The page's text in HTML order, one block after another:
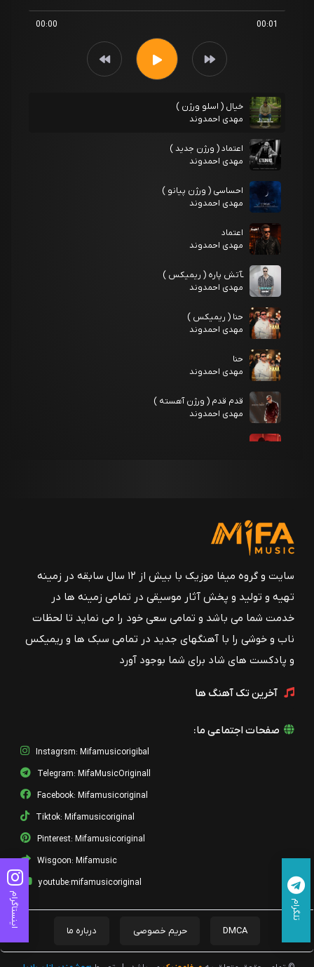
00:00 00:01
خیال ( اسلو ورژن )
مهدی احمدوند
اعتماد ( ورژن جدید )
مهدی احمدوند
احساسی ( ورژن پیانو )
مهدی احمدوند
اعتماد
مهدی احمدوند
ـآتش پاره ( ریمیکس )
مهدی احمدوند
حنا ( ریمیکس )
مهدی احمدوند
حنا
مهدی احمدوند
قدم قدم ( ورژن آهسته )
مهدی احمدوند
لیلا
مهدی احمدوند
ریمیکس السلام علیکم ( شایع و مهراد هیدن )
مهدی احمدوند
فرهاد ( ریمیکس )
مهدی احمدوند
ریمیکس آتیش پاره (مرتضی شکری )
مهدی احمدوند
آتیش پاره
10 - Ye Bahoone
سایت و گروه میفا موزیک با بیش از ۱۲ سال سابقه در زمینه
تهیه و تولید و پخش آثار موسیقی در تمامی زمینه ها در
خدمت شما می باشد و تمامی سعی خود را می نماید تا لحظات
ناب و خوشی را با آهنگهای جدید در تمامی سبک ها و ریمیکس
و پادکست های شاد برای شما بوجود آورد
آخرین تک آهنگ ها
صفحات اجتماعی ما:
Instagrsm: Mifamusicorigibal
Telegram: MifaMusicOriginall
Facebook: Mifamusicoriginal
Tiktok: Mifamusicoriginal
Pinterest: Mifamusicoriginal
Wisgoon: Mifamusic
youtube:mifamusicoriginal
DMCA حریم خصوصی درباره ما
اینستاگرام تلگرام